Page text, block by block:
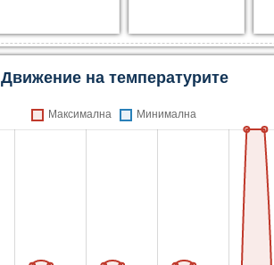
Движение на температурите